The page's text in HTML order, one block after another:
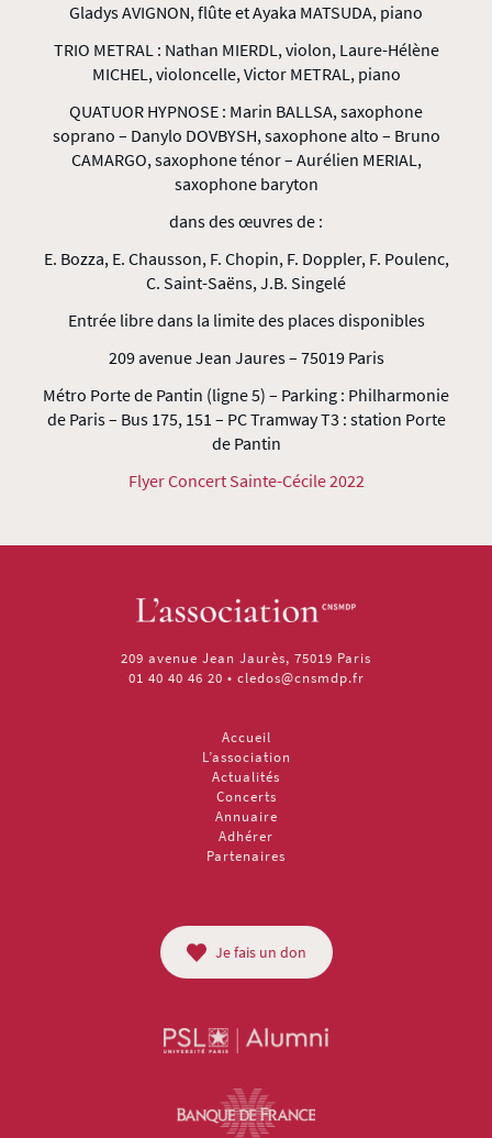
Gladys AVIGNON, flûte et Ayaka MATSUDA, piano
TRIO METRAL : Nathan MIERDL, violon, Laure-Hélène
MICHEL, violoncelle, Victor METRAL, piano
QUATUOR HYPNOSE : Marin BALLSA, saxophone
soprano – Danylo DOVBYSH, saxophone alto – Bruno
CAMARGO, saxophone ténor – Aurélien MERIAL,
saxophone baryton
dans des œuvres de :
E. Bozza, E. Chausson, F. Chopin, F. Doppler, F. Poulenc,
C. Saint-Saëns, J.B. Singelé
Entrée libre dans la limite des places disponibles
209 avenue Jean Jaures – 75019 Paris
Métro Porte de Pantin (ligne 5) – Parking : Philharmonie
de Paris – Bus 175, 151 – PC Tramway T3 : station Porte
de Pantin
Flyer Concert Sainte-Cécile 2022
209 avenue Jean Jaurès, 75019 Paris
01 40 40 46 20 • cledos@cnsmdp.fr
Accueil
L’association
Actualités
Concerts
Annuaire
Adhérer
Partenaires
Je fais un don